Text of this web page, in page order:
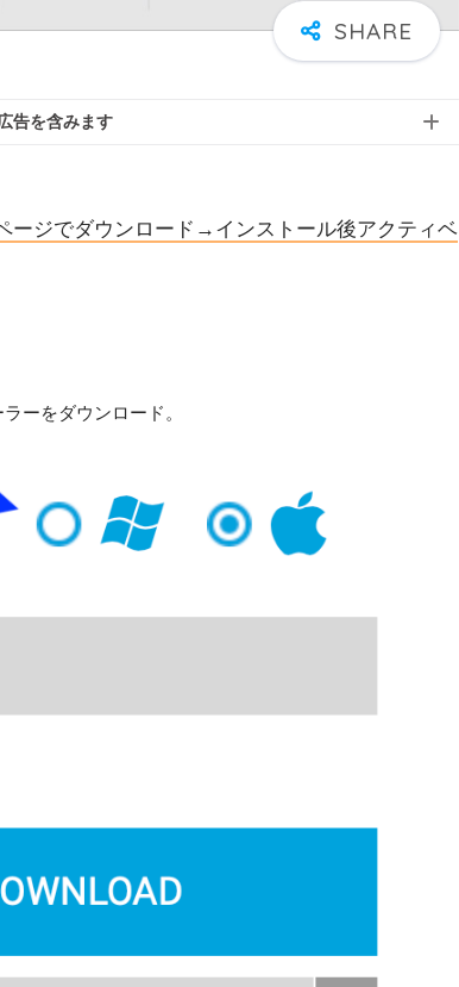
告を含みます
ージでダウンロード→インストール後アクティベ
ーをダウンロード。